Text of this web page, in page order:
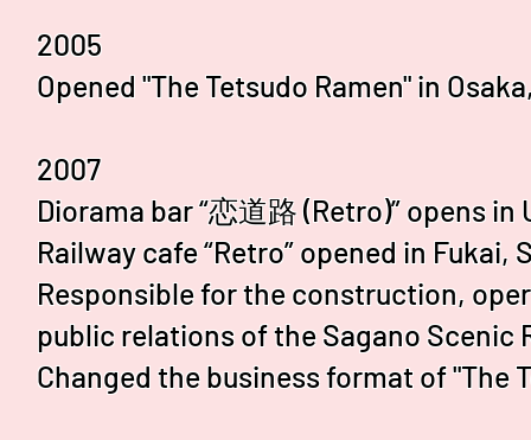
2005
Opened "The Tetsudo Ramen" in
2007
Diorama bar “恋道路 (Retro)” opens in
Railway cafe “Retro” opened in Fukai,
Responsible for the construction,
public relations of the Sagano Scenic
Changed the business format of "The